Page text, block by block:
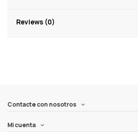
Reviews (0)
Contacte con nosotros
Mi cuenta